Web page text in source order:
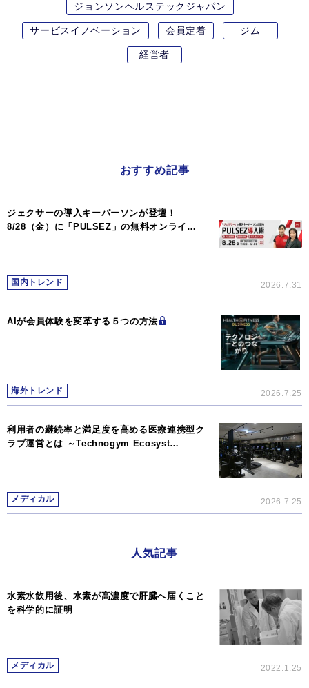
ジョンソンヘルステックジャパン
サービスイノベーション 会員定着 ジム
経営者
おすすめ記事
ジェクサーの導入キーパーソンが登壇！
8/28（金）に「PULSEZ」の無料オンライ…
国内トレンド 2026.7.31
AIが会員体験を変革する５つの方法
海外トレンド 2026.7.25
利用者の継続率と満足度を高める医療連携型ク
ラブ運営とは ～Technogym Ecosyst…
メディカル 2026.7.25
人気記事
水素水飲用後、水素が高濃度で肝臓へ届くこと
を科学的に証明
メディカル 2022.1.25